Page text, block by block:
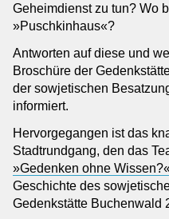
Kontakt
Impressum
Anmeldung Newsletter
Datenschutz
Barrierefreiheitserklärung
Geheimdienst zu tun? Wo
»Puschkinhaus«?
Antworten auf diese und
Broschüre der
der sowjetischen
informiert.
Hervorgegangen ist das
Stadtrundgang, den das
»Gedenken ohne
Geschichte des
Gedenkstätte Buchenwald